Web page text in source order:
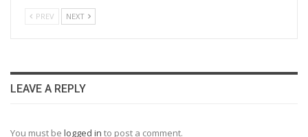
PREV NEXT
LEAVE A REPLY
You must be logged in to post a comment.